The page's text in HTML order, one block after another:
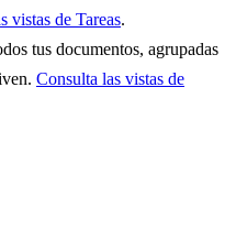
vistas de Tareas.
tus documentos, agrupadas
Consulta las vistas de